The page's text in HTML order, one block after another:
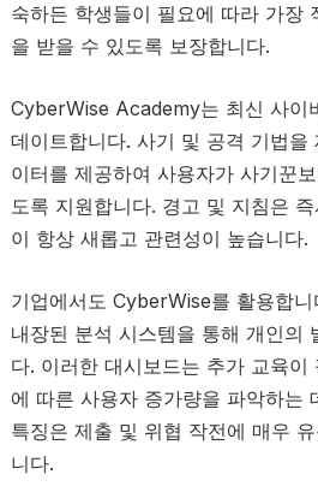
숙하든 학생들이 필요에 따라 가장
을 받을 수 있도록 보장합니다.
CyberWise Academy는 최신 사이
데이트합니다. 사기 및 공격 기법을
이터를 제공하여 사용자가 사기꾼
도록 지원합니다. 경고 및 지침은
이 항상 새롭고 관련성이 높습니다.
기업에서도 CyberWise를 활용합
내장된 분석 시스템을 통해 개인의
다. 이러한 대시보드는 추가 교육
에 따른 사용자 증가량을 파악하는
특징은 제출 및 위협 작전에 매우
니다.